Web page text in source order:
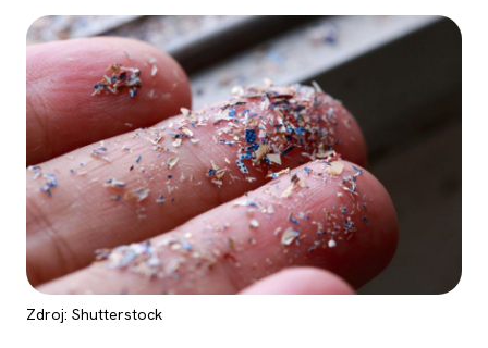
SEX A VZTAHY
PORADNA
Zdroj: Shutterstock